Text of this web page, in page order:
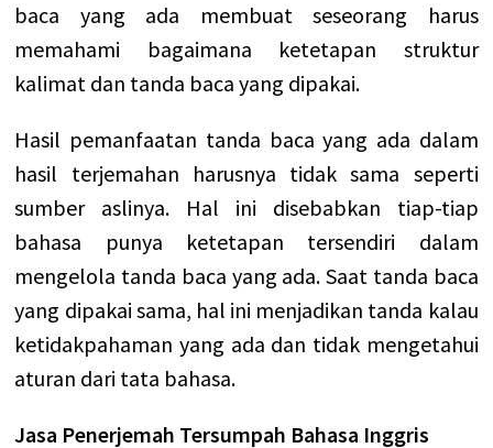
baca yang ada membuat seseorang harus
memahami bagaimana ketetapan struktur
kalimat dan tanda baca yang dipakai.
Hasil pemanfaatan tanda baca yang ada dalam
hasil terjemahan harusnya tidak sama seperti
sumber aslinya. Hal ini disebabkan tiap-tiap
bahasa punya ketetapan tersendiri dalam
mengelola tanda baca yang ada. Saat tanda baca
yang dipakai sama, hal ini menjadikan tanda kalau
ketidakpahaman yang ada dan tidak mengetahui
aturan dari tata bahasa.
Jasa Penerjemah Tersumpah Bahasa Inggris